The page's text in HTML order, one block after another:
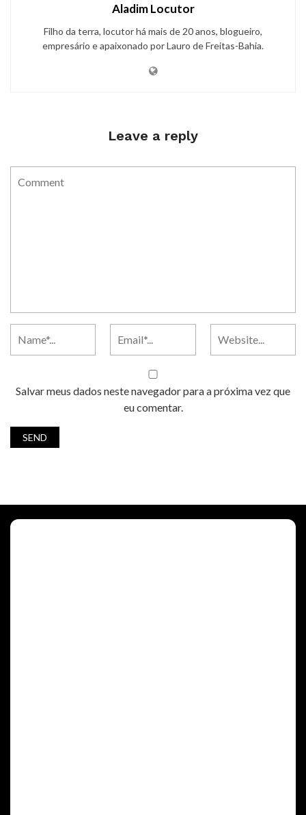
Aladim Locutor
Filho da terra, locutor há mais de 20 anos, blogueiro,
empresário e apaixonado por Lauro de Freitas-Bahia.
Leave a reply
Salvar meus dados neste navegador para a próxima vez que
eu comentar.